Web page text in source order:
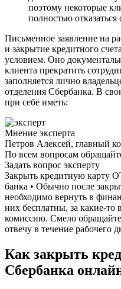
поэтому некоторые
полностью отказаться
Письменное заявление на
и закрытие кредитного
условием. Оно
клиента прекратить
заполняется лично
отделения Сбербанка. В
при себе иметь:
Мнение эксперта
Петров Алексей, главный
По всем вопросам
Задать вопрос эксперту
Закрыть кредитную карту
банка • Обычно после
необходимо вернуть в
них бесплатны, за какие-
комиссию. Смело
отвечу в течение рабочего
Как закрыть
Сбербанка